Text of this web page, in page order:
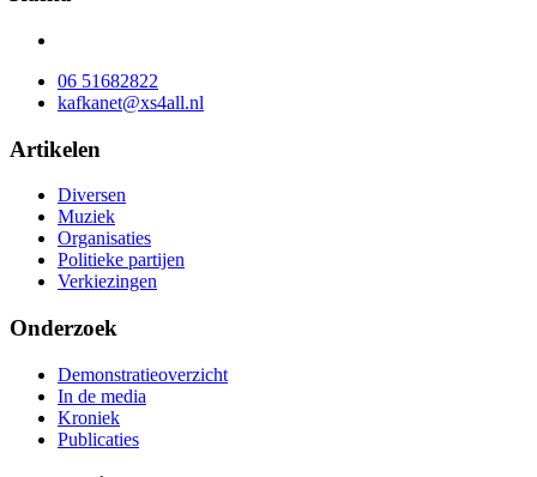
06 51682822
kafkanet@xs4all.nl
Artikelen
Diversen
Muziek
Organisaties
Politieke partijen
Verkiezingen
Onderzoek
Demonstratieoverzicht
In de media
Kroniek
Publicaties